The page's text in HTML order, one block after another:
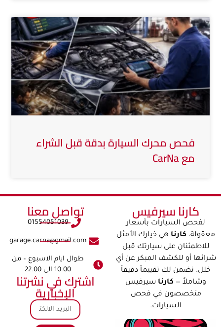
فحص محرك السيارة بدقة قبل الشراء
مع CarNa
كارنا سيرفيس​​
لفحص السيارات بأسعار
معقولة، كارنا هي خيارك الأمثل
للاطمئنان على سيارتك قبل
شرائها أو للكشف المبكر عن أي
خلل. نضمن لك تقييماً دقيقاً
وشاملاً — كارنا سيرفيس
متخصصون في فحص
السيارات.
تواصل معنا​
01554051039
garage.carna@gmail.com
طوال ايام الاسبوع – من
10.00 الى 22.00
اشترك في نشرتنا
الإخبارية